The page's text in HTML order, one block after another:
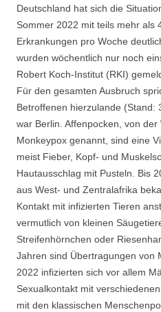
Deutschland hat sich die
Sommer 2022 mit teils mehr als
Erkrankungen pro Woche
wurden wöchentlich nur noch
Robert Koch-Institut (RKI)
Für den gesamten Ausbruch
Betroffenen hierzulande (Stand:
war Berlin. Affenpocken, von
Monkeypox genannt, sind eine
meist Fieber, Kopf- und
Hautausschlag mit Pusteln. Bis
aus West- und Zentralafrika
Kontakt mit infizierten Tieren
vermutlich von kleinen
Streifenhörnchen oder
Jahren sind Übertragungen
2022 infizierten sich vor allem
Sexualkontakt mit
mit den klassischen